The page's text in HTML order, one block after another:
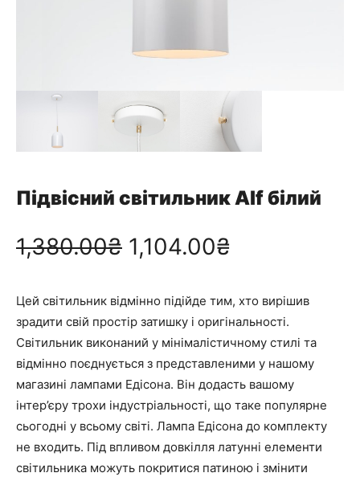
Підвісний світильник Alf білий
1,380.00₴ О
и
г
і
н
1,104.00₴
т
о
ч
н
Цей світильник відмінно підійде тим, хто вирішив
зрадити свій простір затишку і оригінальності.
Світильник виконаний у мінімалістичному стилі та
відмінно поєднується з представленими у нашому
магазині лампами Едісона. Він додасть вашому
інтер’єру трохи індустріальності, що таке популярне
сьогодні у всьому світі. Лампа Едісона до комплекту
не входить. Під впливом довкілля латунні елементи
світильника можуть покритися патиною і змінити